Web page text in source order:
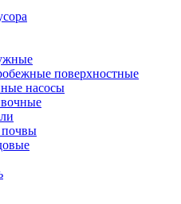
поверхностные
насосы